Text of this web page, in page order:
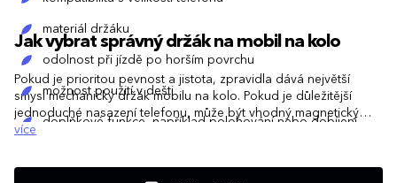
materiál držáku
odolnost při jízdě po horším povrchu
možnost použití v dešti
doplňkové funkce, například polohování nebo dobíjení
Jak vybrat správný držák na mobil na kolo
Pokud je prioritou pevnost a jistota, zpravidla dává největší
smysl mechanický držák mobilu na kolo. Pokud je důležitější
jednoduché nasazení telefonu, může být vhodný magnetický
systém. Jestli je naopak klíčová ochrana telefonu proti dešti a
více